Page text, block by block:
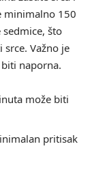
minimalno 150
što
Važno je
naporna.
može biti
pritisak